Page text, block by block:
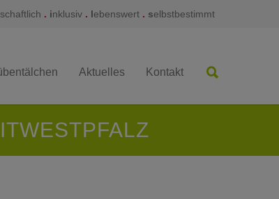
. inklusiv . lebenswert . selbstbestimmt
Aktuelles Kontakt